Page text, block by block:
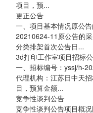
项目，预...
更正公告
一、项目基本情况原公
20210624-11原公告的
分类排架首次公告日...
3d打印工作室项目招标
一、招标编号：yssj/h-
代理机构：江苏日中天
目，预算金额...
竞争性谈判公告
竞争性谈判公告项目概